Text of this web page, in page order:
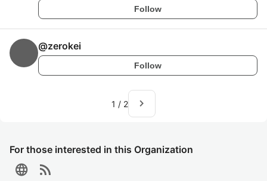
For those interested in this Organization
language rss_feed
Follow
@zerokei
Follow
1 / 2 navigate_next